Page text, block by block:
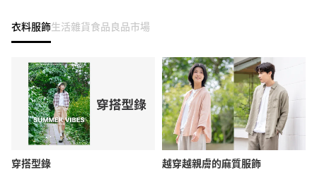
衣料服飾生活雜貨食品良品市場
穿搭型錄 越穿越親膚的麻質服飾